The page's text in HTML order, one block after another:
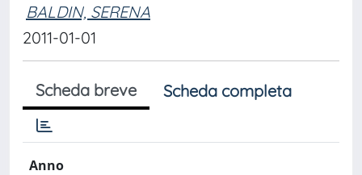
BALDIN, SERENA
2011-01-01
Scheda breve Scheda completa
Anno